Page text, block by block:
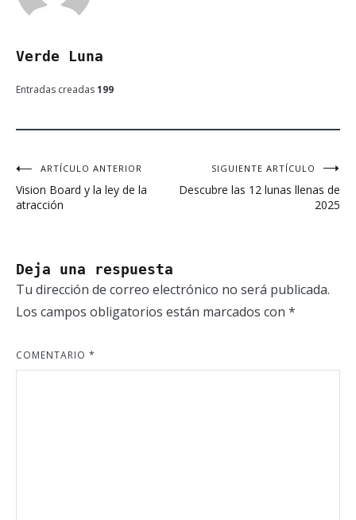
Verde Luna
Entradas creadas199
Navegación
de
ARTÍCULO ANTERIOR
Vision Board y la ley de la
atracción
SIGUIENTE ARTÍCULO
Descubre las 12 lunas llenas de
2025
Deja una respuesta
Tu dirección de correo electrónico no será publicada.
Los campos obligatorios están marcados con *
COMENTARIO *